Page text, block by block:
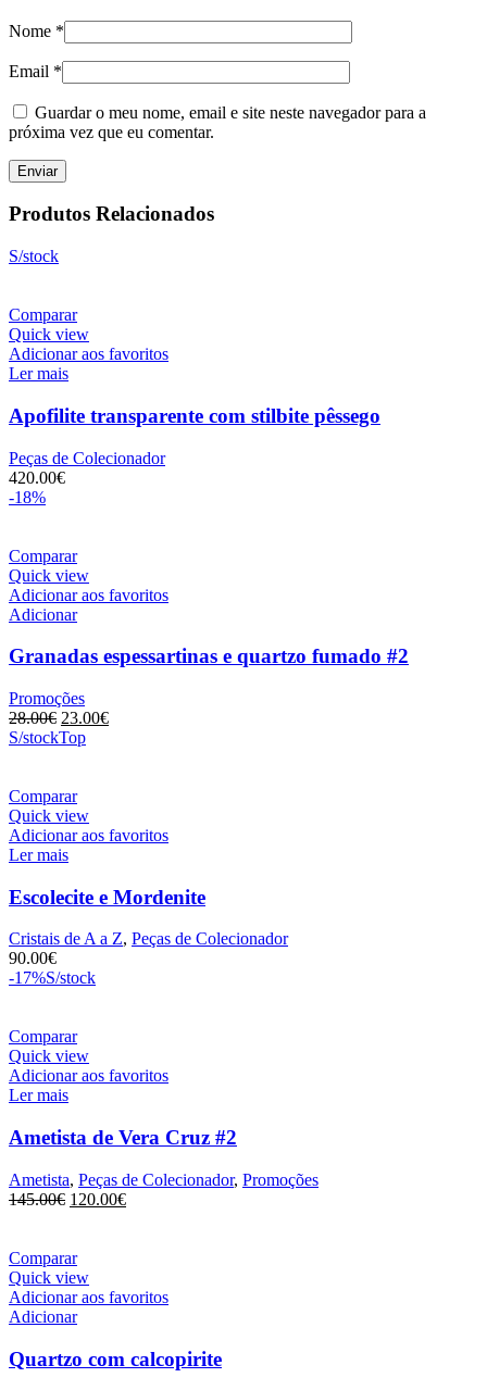
Nome *
Email *
Guardar o meu nome, email e site neste navegador para a
próxima vez que eu comentar.
Produtos Relacionados
S/stock
Comparar
Quick view
Adicionar aos favoritos
Ler mais
Apofilite transparente com stilbite pêssego
Peças de Colecionador
420.00€
-18%
Comparar
Quick view
Adicionar aos favoritos
Adicionar
Granadas espessartinas e quartzo fumado #2
Promoções
28.00€ O
preço
28.00€.
23.00€O
S/stockTop
Comparar
Quick view
Adicionar aos favoritos
Ler mais
Escolecite e Mordenite
Cristais de A a Z, Peças de Colecionador
90.00€
-17%S/stock
Comparar
Quick view
Adicionar aos favoritos
Ler mais
Ametista de Vera Cruz #2
Ametista, Peças de Colecionador, Promoções
145.00€ O
era:
145.00€.
120.00€O
Comparar
Quick view
Adicionar aos favoritos
Adicionar
Quartzo com calcopirite